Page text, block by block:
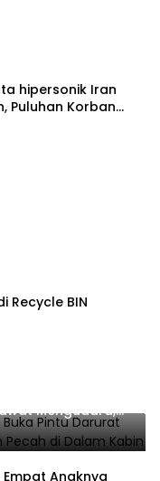
hipersonik Iran
Puluhan Korban
Ratusan Terluka
Recycle BIN
Coba Buka
Mengudara,
Kabin
Anaknya